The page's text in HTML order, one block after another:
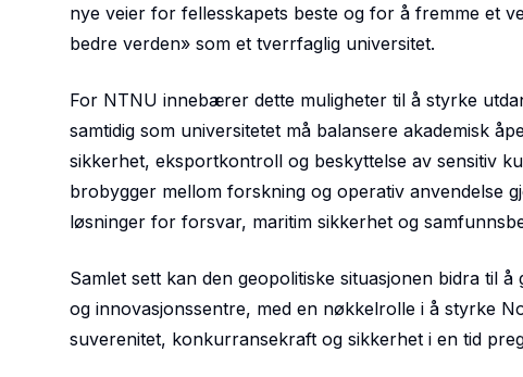
nye veier for fellesskapets beste og for å fremme et
bedre verden» som et tverrfaglig universitet.
For NTNU innebærer dette muligheter til å styrke
samtidig som universitetet må balansere akademisk
sikkerhet, eksportkontroll og beskyttelse av sensitiv
brobygger mellom forskning og operativ anvendelse
løsninger for forsvar, maritim sikkerhet og
Samlet sett kan den geopolitiske situasjonen bidra til
og innovasjonssentre, med en nøkkelrolle i å styrke
suverenitet, konkurransekraft og sikkerhet i en tid